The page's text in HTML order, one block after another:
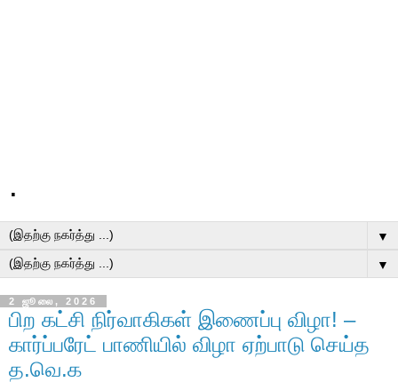
.
▼
▼
2 ஜூலை, 2026
பிற கட்சி நிர்வாகிகள் இணைப்பு விழா! –
கார்ப்பரேட் பாணியில் விழா ஏற்பாடு செய்த
த.வெ.க